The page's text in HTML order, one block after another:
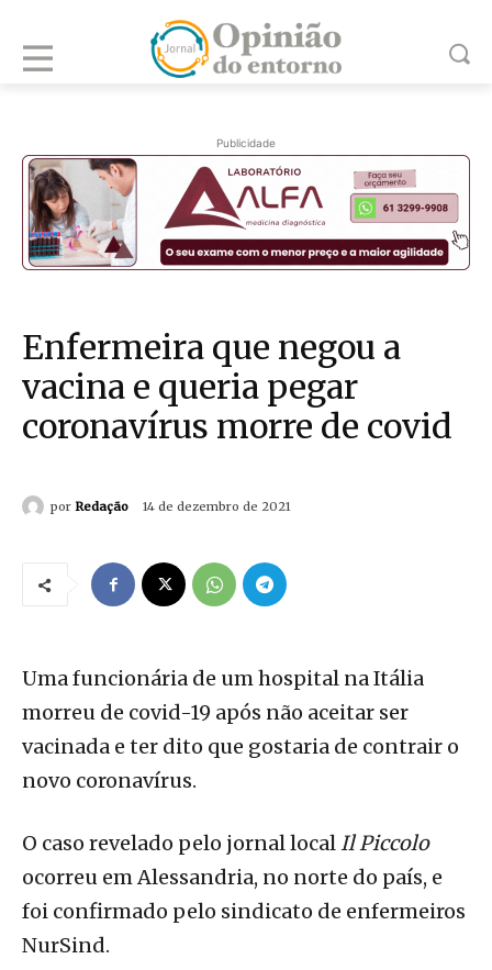
Publicidade
Enfermeira que negou a
vacina e queria pegar
coronavírus morre de covid
por Redação 14 de dezembro de 2021
Uma funcionária de um hospital na Itália
morreu de covid-19 após não aceitar ser
vacinada e ter dito que gostaria de contrair o
novo coronavírus.
O caso revelado pelo jornal localIl Piccolo
ocorreu em Alessandria, no norte do país, e
foi confirmado pelo sindicato de enfermeiros
NurSind.